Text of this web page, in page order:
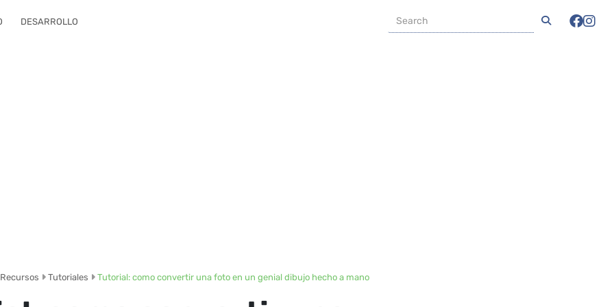
DESARROLLO
Recursos Tutoriales Tutorial: como convertir una foto en un genial dibujo hecho a mano